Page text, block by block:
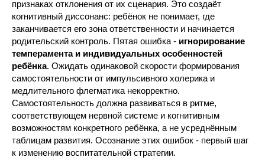
признаках отклонения от их сценария. Это создаёт
когнитивный диссонанс: ребёнок не понимает, где
заканчивается его зона ответственности и начинается
родительский контроль. Пятая ошибка - игнорирование
темперамента и индивидуальных особенностей
ребёнка. Ожидать одинаковой скорости формирования
самостоятельности от импульсивного холерика и
медлительного флегматика некорректно.
Самостоятельность должна развиваться в ритме,
соответствующем нервной системе и когнитивным
возможностям конкретного ребёнка, а не усреднённым
таблицам развития. Осознание этих ошибок - первый шаг
к изменению воспитательной стратегии.